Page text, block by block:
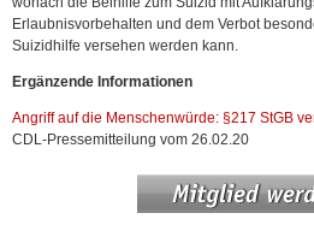
Erlaubnisvorbehalten und dem Verbot
Suizidhilfe versehen werden kann.
Ergänzende Informationen
Angriff auf die Menschenwürde: §217 StGB
CDL-Pressemitteilung vom 26.02.20